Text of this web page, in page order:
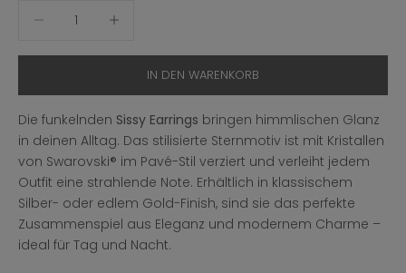
IN DEN WARENKORB
Die funkelnden Sissy Earrings bringen himmlischen Glanz
in deinen Alltag. Das stilisierte Sternmotiv ist mit Kristallen
von Swarovski® im Pavé-Stil verziert und verleiht jedem
Outfit eine strahlende Note. Erhältlich in klassischem
Silber- oder edlem Gold-Finish, sind sie das perfekte
Zusammenspiel aus Eleganz und modernem Charme –
ideal für Tag und Nacht.